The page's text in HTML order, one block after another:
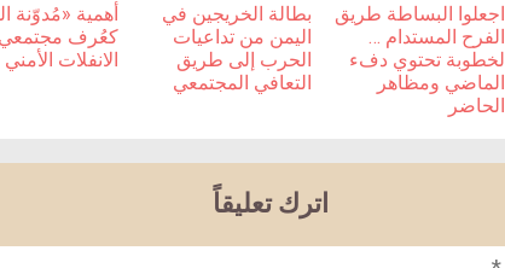
اجعلوا البساطة طريق
الفرح المستدام …
لخطوبة تحتوي دفء
الماضي ومظاهر
الحاضر
بطالة الخريجين في
اليمن من تداعيات
الحرب إلى طريق
التعافي المجتمعي
أهمية «مُدوّنة
كعُرف مجتمعي
الانفلات الأمني
اترك تعليقاً